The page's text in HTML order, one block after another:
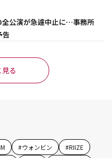
全公演が急遽中止に…事務所
告
る
#ウォンビン #RIIZE